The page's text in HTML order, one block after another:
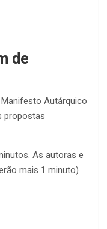
de
Autárquico
propostas
As autoras e
mais 1 minuto)